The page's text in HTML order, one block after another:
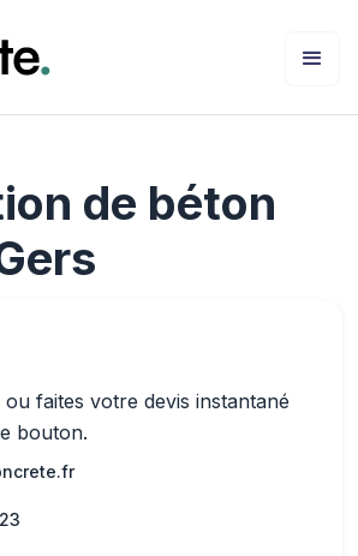
de béton
faites votre devis instantané
bouton.